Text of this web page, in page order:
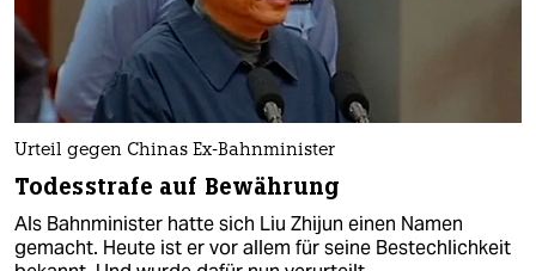
Urteil gegen Chinas Ex-Bahnminister
Todesstrafe auf Bewährung
Als Bahnminister hatte sich Liu Zhijun einen Namen
gemacht. Heute ist er vor allem für seine Bestechlichkeit